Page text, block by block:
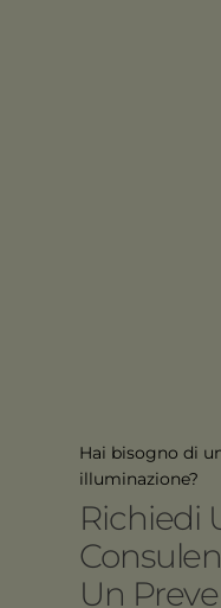
Hai bisogno di
illuminazione?
Richiedi
Un